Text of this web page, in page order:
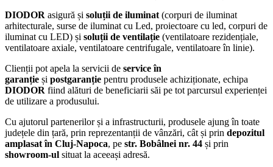
DIODOR asigură și soluții de iluminat (corpuri de iluminat
arhitecturale, surse de iluminat cu Led, proiectoare cu led, corpuri de
iluminat cu LED) și soluții de ventilație (ventilatoare rezidențiale,
ventilatoare axiale, ventilatoare centrifugale, ventilatoare în linie).
Clienții pot apela la servicii de service în
garanție și postgaranție pentru produsele achiziționate, echipa
DIODOR fiind alături de beneficiarii săi pe tot parcursul experienței
de utilizare a produsului.
Cu ajutorul partenerilor și a infrastructurii, produsele ajung în toate
județele din țară, prin reprezentanții de vânzări, cât și prin depozitul
amplasat în Cluj-Napoca, pe str. Bobâlnei nr. 44 și prin
showroom-ul situat la aceeași adresă.